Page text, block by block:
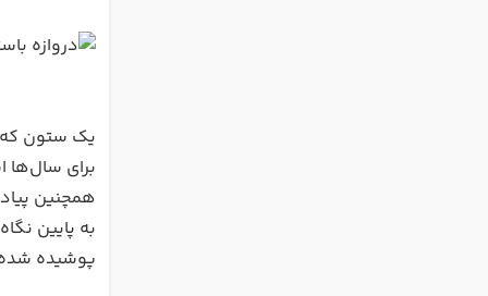
یک ستون که
برای سال‌ها استفاده
همچنین
به پایین
پوشیده شده